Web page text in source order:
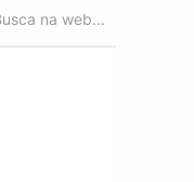
na web...